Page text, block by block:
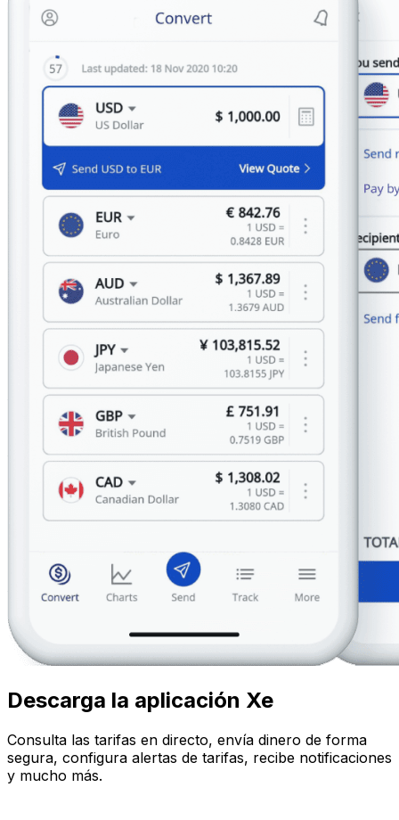
Descarga la aplicación Xe
Consulta las tarifas en directo, envía dinero de forma
segura, configura alertas de tarifas, recibe notificaciones
y mucho más.